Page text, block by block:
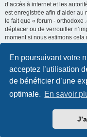
En poursuivant votre
acceptez l’utilisation
de bénéficier d’une
optimale. En savoir
d’accès à internet et les
est enregistrée afin d’aider au
le fait que « forum - orthodoxe
déplacer ou de verrouiller
moment si nous estimons cela
que toutes les informations
dans notre base de données.
diffusées à une tierce partie
.com », ni phpBB, ne
tentative de piratage